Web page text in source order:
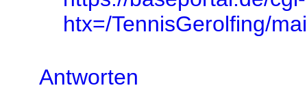
htx=/TennisGerolfing/
Antworten